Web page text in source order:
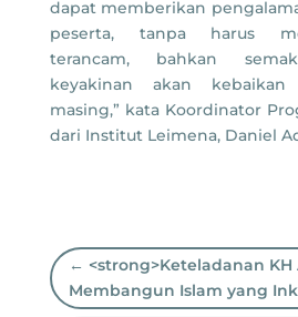
dapat memberikan
peserta, tanpa harus
terancam, bahkan
keyakinan akan
masing,” kata Koordinator
dari Institut Leimena, Daniel
← <strong>Keteladanan
Membangun Islam yang